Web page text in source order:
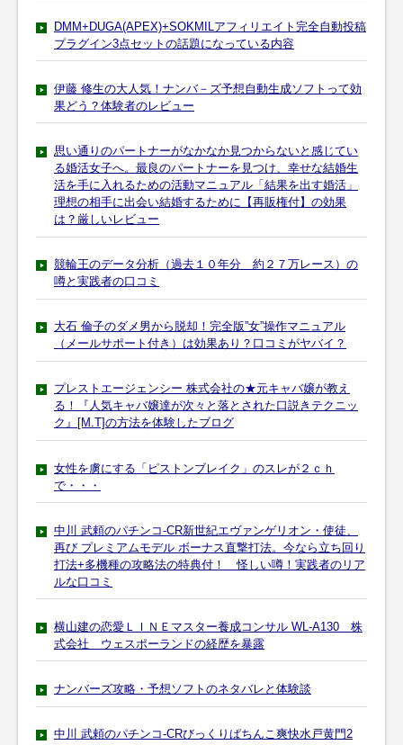
DMM+DUGA(APEX)+SOKMILアフィリエイト完全自動投稿
プラグイン3点セットの話題になっている内容
伊藤 修生の大人気！ナンバ－ズ予想自動生成ソフトって効
果どう？体験者のレビュー
思い通りのパートナーがなかなか見つからないと感じてい
る婚活女子へ。最良のパートナーを見つけ、幸せな結婚生
活を手に入れるための活動マニュアル「結果を出す婚活」
理想の相手に出会い結婚するために【再販権付】の効果
は？厳しいレビュー
競輪王のデータ分析（過去１０年分 約２７万レース）の
噂と実践者の口コミ
大石 倫子のダメ男から脱却！完全版”女”操作マニュアル
（メールサポート付き）は効果あり？口コミがヤバイ？
プレストエージェンシー 株式会社の★元キャバ嬢が教え
る！『人気キャバ嬢達が次々と落とされた口説きテクニッ
ク』[M.T]の方法を体験したブログ
女性を虜にする「ピストンブレイク」のスレが２ｃｈ
で・・・
中川 武頼のパチンコ-CR新世紀エヴァンゲリオン・使徒、
再び プレミアムモデル ボーナス直撃打法。今なら立ち回り
打法+多機種の攻略法の特典付！ 怪しい噂！実践者のリア
ルな口コミ
横山建の恋愛ＬＩＮＥマスター養成コンサル WL-A130 株
式会社 ウェスポーランドの経歴を暴露
ナンバーズ攻略・予想ソフトのネタバレと体験談
中川 武頼のパチンコ-CRびっくりぱちんこ爽快水戸黄門2